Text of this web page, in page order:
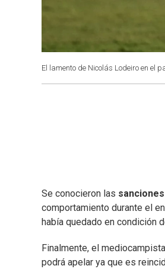
El lamento de Nicolás Lodeiro en el
Se conocieron las sanciones
comportamiento durante el
había quedado en condición
Finalmente, el
podrá apelar ya que es